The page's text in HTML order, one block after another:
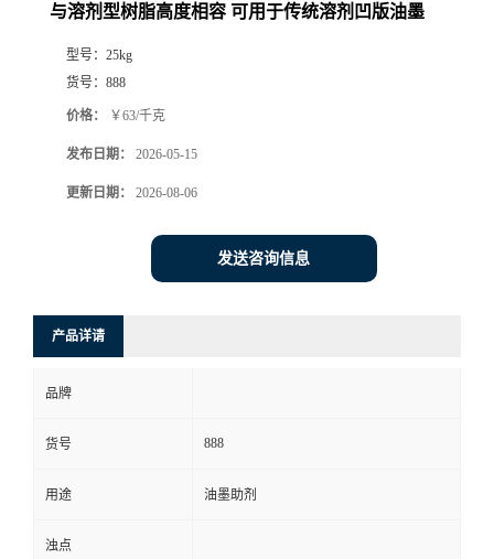
与溶剂型树脂高度相容 可用于传统溶剂凹版油墨
型号： 25kg
货号： 888
价格： ￥63/千克
发布日期： 2026-05-15
更新日期： 2026-08-06
发送咨询信息
产品详请
品牌
货号 888
用途 油墨助剂
浊点